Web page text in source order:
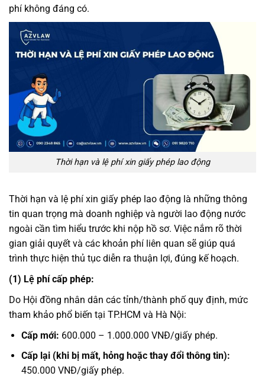
phí không đáng có.
Thời hạn và lệ phí xin giấy phép lao động
Thời hạn và lệ phí xin giấy phép lao động là những thông
tin quan trọng mà doanh nghiệp và người lao động nước
ngoài cần tìm hiểu trước khi nộp hồ sơ. Việc nắm rõ thời
gian giải quyết và các khoản phí liên quan sẽ giúp quá
trình thực hiện thủ tục diễn ra thuận lợi, đúng kế hoạch.
(1) Lệ phí cấp phép:
Do Hội đồng nhân dân các tỉnh/thành phố quy định, mức
tham khảo phổ biến tại TP.HCM và Hà Nội:
Cấp mới: 600.000 – 1.000.000 VNĐ/giấy phép.
Cấp lại (khi bị mất, hỏng hoặc thay đổi thông tin):
450.000 VNĐ/giấy phép.